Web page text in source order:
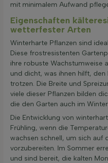
mit minimalem Aufwand
Eigenschaften
wetterfester Arten
Winterharte Pflanzen sind
Diese frostresistenten
ihre robuste Wachstumweise
und dicht, was ihnen hilft,
trotzen. Die Breite und
viele dieser Pflanzen bilden
die den Garten auch im
Die Entwicklung von
Frühling, wenn die
wachsen schnell, um sich auf
vorzubereiten. Im Sommer
und sind bereit, die kalten